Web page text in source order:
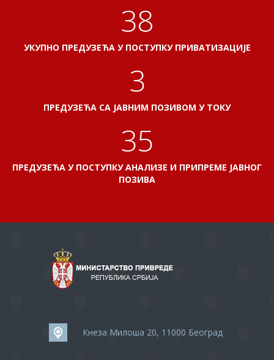
41
УКУПНО ПРЕДУЗЕЋА У ПОСТУПКУ ПРИВАТИЗАЦИЈЕ
3
ПРЕДУЗЕЋА СА ЈАВНИМ ПОЗИВОМ У ТОКУ
38
ПРЕДУЗЕЋА У ПОСТУПКУ АНАЛИЗЕ И ПРИПРЕМЕ ЈАВНОГ
ПОЗИВА
Кнеза Милоша 20, 11000 Београд